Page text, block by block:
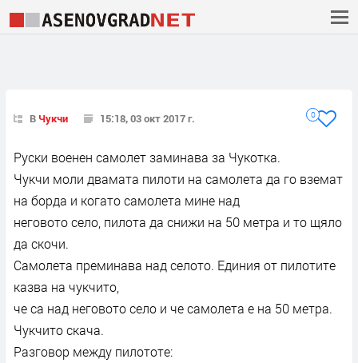
ВЧукчи 15:18, 03 окт 2017 г. 0
Руски военен самолет заминава за Чукотка.
Чукчи моли двамата пилоти на самолета да го вземат
на борда и когато самолета мине над
неговото село, пилота да снижи на 50 метра и то щяло
да скочи.
Самолета преминава над селото. Единия от пилотите
казва на чукчито,
че са над неговото село и че самолета е на 50 метра.
Чукчито скача.
Разговор между пилототе: